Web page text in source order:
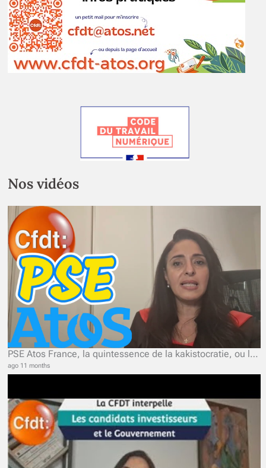
Nos vidéos
PSE Atos France, la quintessence de la kakistocratie, ou le pouvoir des pires
ago 11 months